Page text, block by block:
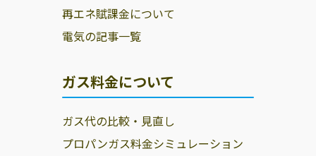
再エネ賦課金について
電気の記事一覧
ガス料金について
ガス代の比較・見直し
プロパンガス料金シミュレーション